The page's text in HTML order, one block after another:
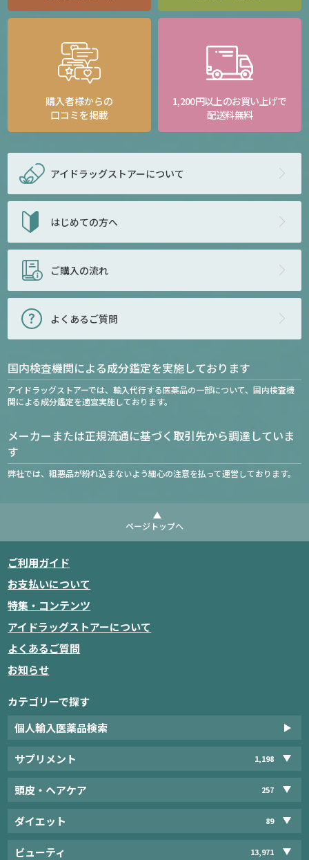
購入者様からの
口コミを掲載
1,200円以上のお買い上げで
配送料無料
アイドラッグストアーについて
はじめての方へ
ご購入の流れ
よくあるご質問
国内検査機関による成分鑑定を実施しております
アイドラッグストアーでは、輸入代行する医薬品の一部について、国内検査機
関による成分鑑定を適宜実施しております。
メーカーまたは正規流通に基づく取引先から調達していま
す
弊社では、粗悪品が紛れ込まないよう細心の注意を払って運営しております。
ページトップへ
ご利用ガイド
お支払いについて
特集・コンテンツ
アイドラッグストアーについて
よくあるご質問
お知らせ
カテゴリーで探す
個人輸入医薬品検索
サプリメント 1,198
頭皮・ヘアケア 257
ダイエット 89
ビューティ 13,971